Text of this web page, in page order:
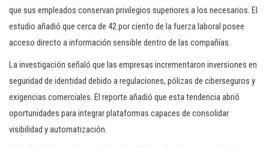
que sus empleados conservan privilegios superiores a los necesarios. El
estudio añadió que cerca de 42 por ciento de la fuerza laboral posee
acceso directo a información sensible dentro de las compañías.
La investigación señaló que las empresas incrementaron inversiones en
seguridad de identidad debido a regulaciones, pólizas de ciberseguros y
exigencias comerciales. El reporte añadió que esta tendencia abrió
oportunidades para integrar plataformas capaces de consolidar
visibilidad y automatización.